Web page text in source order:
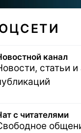
канал
статьи
с читателями